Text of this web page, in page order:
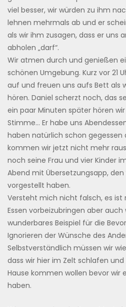
viel besser, wir würden zu ihm
lehnen mehrmals ab und er
als wir ihm zusagen, dass er uns
abholen „darf“.
Wir atmen durch und genießen
schönen Umgebung. Kurz vor 21
auf und freuen uns aufs Bett als
hören. Daniel scherzt noch, das
ein paar Minuten später hören
Stimme… Er habe uns
haben natürlich schon gegessen
kommen wir jetzt nicht mehr
noch seine Frau und vier Kinder
Abend mit Übersetzungsapp,
vorgestellt haben.
Versteht mich nicht falsch, es ist
Essen vorbeizubringen aber
wunderbares Beispiel für die
Ignorieren der Wünsche des
Selbstverständlich müssen wir
dass wir hier im Zelt schlafen
Hause kommen wollen bevor wir
haben.